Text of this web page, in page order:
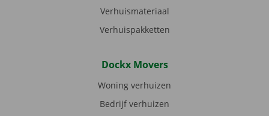
Verhuismateriaal
Verhuispakketten
Dockx Movers
Woning verhuizen
Bedrijf verhuizen